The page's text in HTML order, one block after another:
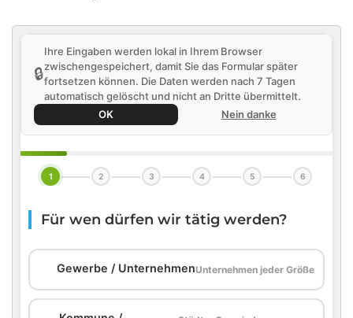
🔒
Ihre Eingaben werden lokal in Ihrem Browser
zwischengespeichert, damit Sie das Formular später
fortsetzen können. Die Daten werden nach 7 Tagen
automatisch gelöscht und nicht an Dritte übermittelt.
OK
Nein danke
1 2 3 4 5 6
Für wen dürfen wir tätig werden?
Gewerbe / UnternehmenUnternehmen jeder Größe